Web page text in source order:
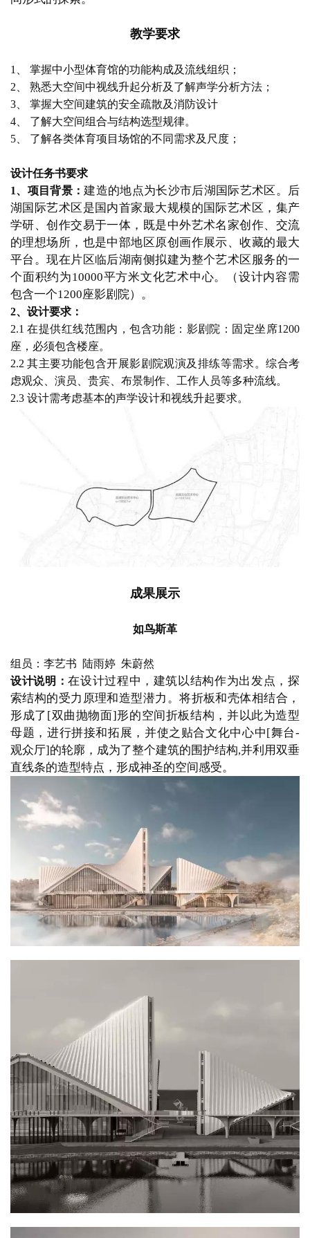
教学要求
1、 掌握中小型体育馆的功能构成及流线组织；
2、 熟悉大空间中视线升起分析及了解声学分析方法；
3、 掌握大空间建筑的安全疏散及消防设计
4、 了解大空间组合与结构选型规律。
5、 了解各类体育项目场馆的不同需求及尺度；
设计任务书要求
1、项目背景：建造的地点为长沙市后湖国际艺术区。后
湖国际艺术区是国内首家最大规模的国际艺术区，集产
学研、创作交易于一体，既是中外艺术名家创作、交流
的理想场所，也是中部地区原创画作展示、收藏的最大
平台。现在片区临后湖南侧拟建为整个艺术区服务的一
个面积约为10000平方米文化艺术中心。（设计内容需
包含一个1200座影剧院）。
2、设计要求：
2.1 在提供红线范围内，包含功能：影剧院：固定坐席1200
座，必须包含楼座。
2.2 其主要功能包含开展影剧院观演及排练等需求。综合考
虑观众、演员、贵宾、布景制作、工作人员等多种流线。
2.3 设计需考虑基本的声学设计和视线升起要求。
成果展示
如鸟斯革
组员：李艺书 陆雨婷  朱蔚然
设计说明：在设计过程中，建筑以结构作为出发点，探
索结构的受力原理和造型潜力。将折板和壳体相结合，
形成了 [双曲抛物面]形的空间折板结构，并以此为造型
母题，进行拼接和拓展，并使之贴合文化中心中[舞台-
观众厅]的轮廓，成为了整个建筑的围护结构,并利用双垂
直线条的造型特点，形成神圣的空间感受。